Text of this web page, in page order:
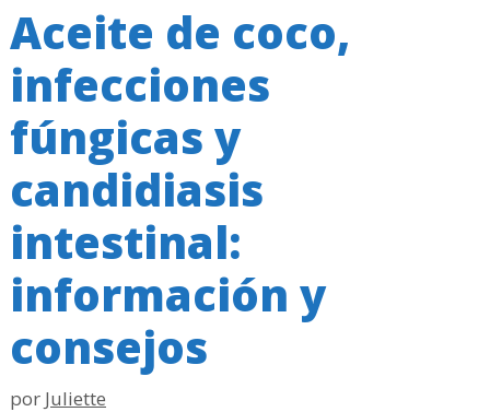
Aceite de coco,
infecciones
fúngicas y
candidiasis
intestinal:
información y
consejos
por Juliette